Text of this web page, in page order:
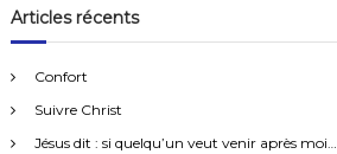
h
e
c
h
e
Articles récents
Confort
Suivre Christ
Jésus dit : si quelqu’un veut venir après moi…